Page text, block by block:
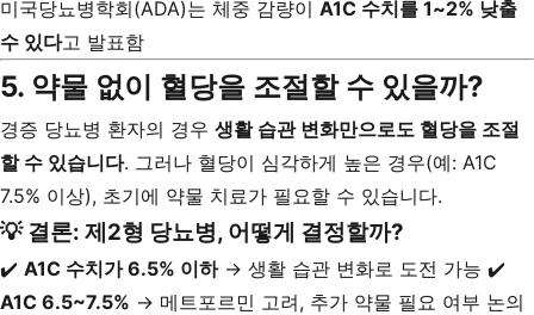
미국당뇨병학회(ADA)는 체중 감량이 A1C 수치를 1~2% 낮출
수 있다고 발표함
5. 약물 없이 혈당을 조절할 수 있을까?
경증 당뇨병 환자의 경우 생활 습관 변화만으로도 혈당을 조절
할 수 있습니다. 그러나 혈당이 심각하게 높은 경우(예: A1C
7.5% 이상), 초기에 약물 치료가 필요할 수 있습니다.
💡 결론: 제2형 당뇨병, 어떻게 결정할까?
✔️ A1C 수치가 6.5% 이하→ 생활 습관 변화로 도전 가능 ✔️
A1C 6.5~7.5% → 메트포르민 고려, 추가 약물 필요 여부 논의